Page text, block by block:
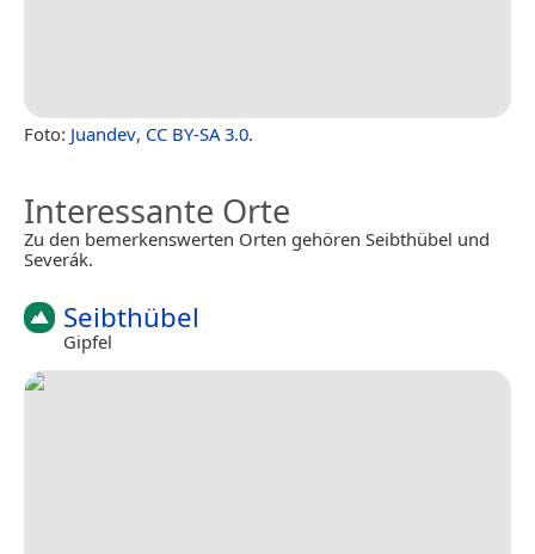
Foto: Juandev, CC BY-SA 3.0.
Interessante Orte
Zu den bemerkenswerten Orten gehören Seibthübel und
Severák.
Seibthübel
Gipfel